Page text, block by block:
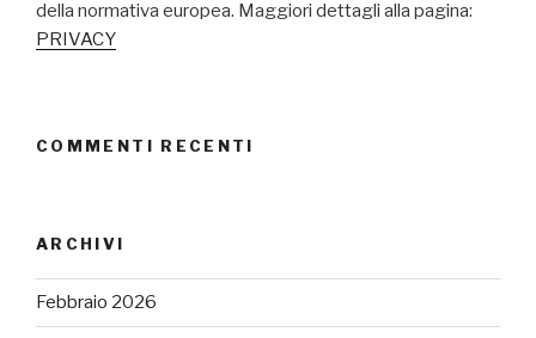
della normativa europea. Maggiori dettagli alla pagina:
PRIVACY
COMMENTI RECENTI
ARCHIVI
Febbraio 2026